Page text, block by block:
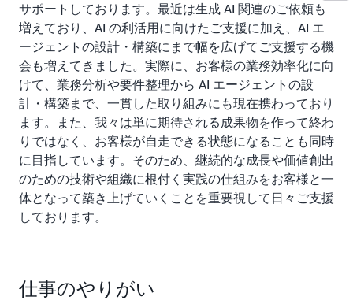
サポートしております。最近は生成 AI 関連のご依頼も
増えており、AI の利活用に向けたご支援に加え、AI エ
ージェントの設計・構築にまで幅を広げてご支援する機
会も増えてきました。実際に、お客様の業務効率化に向
けて、業務分析や要件整理から AI エージェントの設
計・構築まで、一貫した取り組みにも現在携わっており
ます。また、我々は単に期待される成果物を作って終わ
りではなく、お客様が自走できる状態になることも同時
に目指しています。そのため、継続的な成長や価値創出
のための技術や組織に根付く実践の仕組みをお客様と一
体となって築き上げていくことを重要視して日々ご支援
しております。
仕事のやりがい